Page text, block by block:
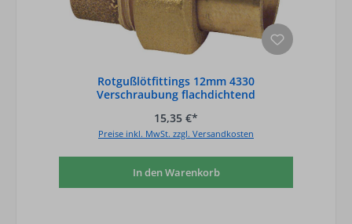
Rotgußlötfittings 12mm 4330
Verschraubung flachdichtend
15,35 €*
Preise inkl. MwSt. zzgl. Versandkosten
In den Warenkorb